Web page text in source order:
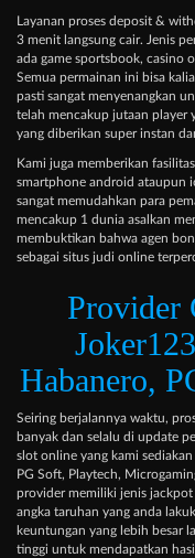
Layanan proses deposit &
3 menit langsung cair. Jenis
ada game sportsbook, casino
Semua permainan ini bisa
pasti sangat menyenangkan
telah mencakup jutaan player
yang diberikan super instan
Kami juga memberikan
smartphone android ataupun
sangat memudahkan para
mencakup 1 dunia asalkan
membuktikan bahwa agen
sebagai situs judi online
Provider
Habanero,
Seiring berjalannya waktu,
banyak dan selalu di update
slot online yang kami
PG Soft, Playtech,
provider memiliki jenis jackpot
angka taruhan yang anda
keuntungan yang lebih besar
tinggi untuk mendapatkan